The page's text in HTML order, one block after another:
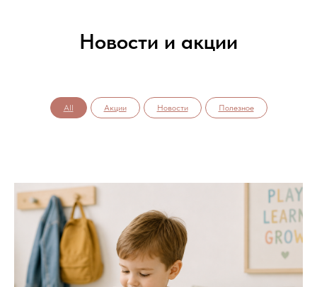
Новости и акции
All Акции Новости Полезное